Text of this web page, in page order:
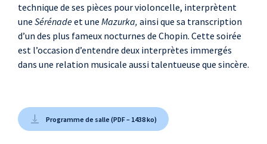
technique de ses pièces pour violoncelle, interprètent
une Sérénadeet une Mazurka, ainsi que sa transcription
d’un des plus fameux nocturnes de Chopin. Cette soirée
est l’occasion d’entendre deux interprètes immergés
dans une relation musicale aussi talentueuse que sincère.
Programme de salle (PDF – 1438 ko)